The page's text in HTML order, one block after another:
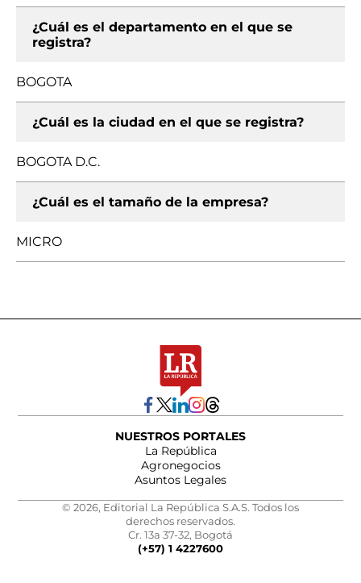
¿Cuál es el departamento en el que se
registra?
BOGOTA
¿Cuál es la ciudad en el que se registra?
BOGOTA D.C.
¿Cuál es el tamaño de la empresa?
MICRO
NUESTROS PORTALES
La República
Agronegocios
Asuntos Legales
© 2026, Editorial La República S.A.S. Todos los
derechos reservados.
Cr. 13a 37-32, Bogotá
(+57) 1 4227600